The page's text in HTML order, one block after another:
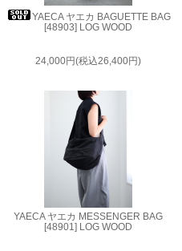
YAECA ヤエカ BAGUETTE BAG
[48903] LOG WOOD
24,000円(税込26,400円)
YAECA ヤエカ MESSENGER BAG
[48901] LOG WOOD